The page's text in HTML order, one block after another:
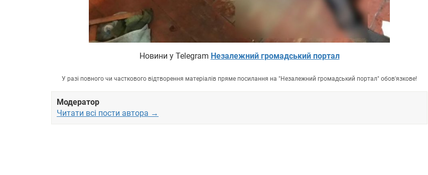
Новини у Telegram Незалежний громадський портал
У разі повного чи часткового відтворення матеріалів пряме посилання на "Незалежний громадський портал" обов'язкове!
Модератор
Читати всі пости автора →